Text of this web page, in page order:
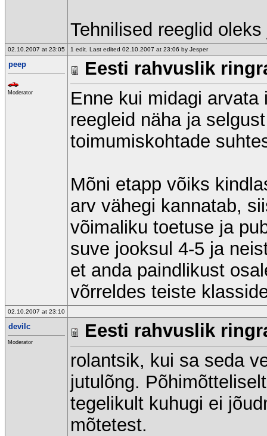
Tehnilised reeglid
02.10.2007 at 23:05 1 edit. Last edited 02.10.2007 at 23:06 by Jesper
peep
Moderator
Eesti rahvuslik
Enne kui midagi
reegleid näha ja
toimumiskohtade
Mõni etapp võiks
arv vähegi kannatab,
võimaliku toetuse ja
suve jooksul 4-5 ja
et anda paindlikust
võrreldes teiste
02.10.2007 at 23:10
devilc
Moderator
Eesti rahvuslik
rolantsik, kui sa seda
jutulõng.
tegelikult kuhugi ei
mõtetest.